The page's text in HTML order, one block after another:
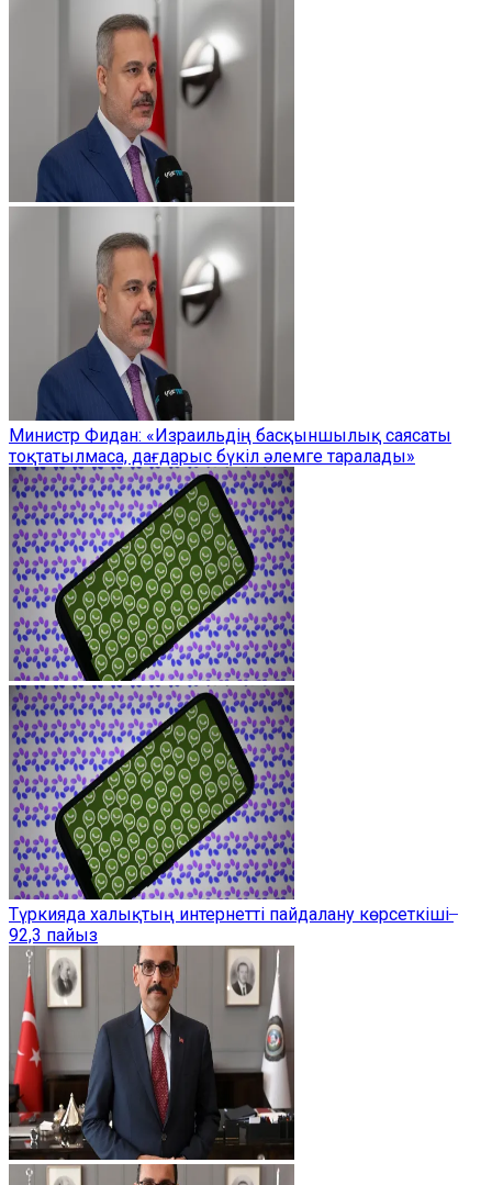
Министр Фидан: «Израильдің басқыншылық саясаты
тоқтатылмаса, дағдарыс бүкіл әлемге таралады»
Түркияда халықтың интернетті пайдалану көрсеткіші ̶
92,3 пайыз